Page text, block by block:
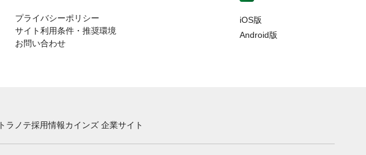
プライバシーポリシー
サイト利用条件・推奨環境
お問い合わせ
iOS版
Android版
トラノテ採用情報カインズ 企業サイト